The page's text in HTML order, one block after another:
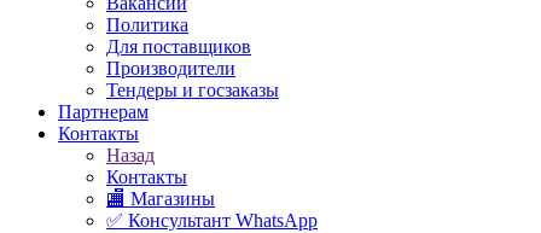
Политика
Для поставщиков
Производители
Тендеры и госзаказы
Партнерам
Контакты
Назад
Контакты
🏬 Магазины
✅️ Консультант WhatsApp